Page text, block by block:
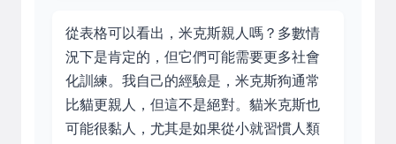
從表格可以看出，米克斯親人嗎？多數情
況下是肯定的，但它們可能需要更多社會
化訓練。我自己的經驗是，米克斯狗通常
比貓更親人，但這不是絕對。貓米克斯也
可能很黏人，尤其是如果從小就習慣人類